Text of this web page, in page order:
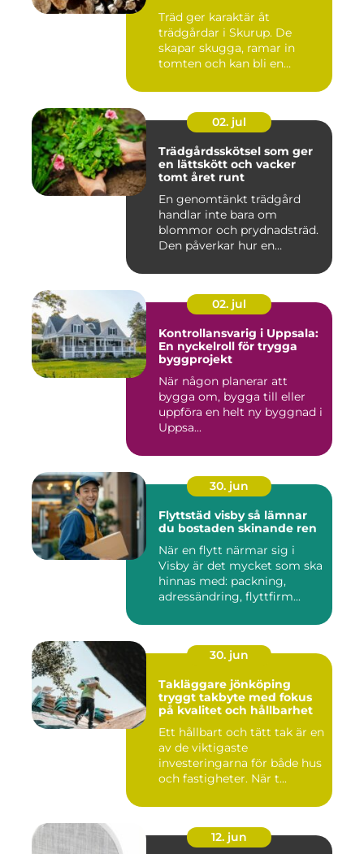
Träd ger karaktär åt
trädgårdar i Skurup. De
skapar skugga, ramar in
tomten och kan bli en
02. jul
Trädgårdsskötsel som ger
en lättskött och vacker
tomt året runt
En genomtänkt trädgård
handlar inte bara om
blommor och prydnadsträd.
Den påverkar hur en
02. jul
Kontrollansvarig i Uppsala:
En nyckelroll för trygga
byggprojekt
När någon planerar att
bygga om, bygga till eller
uppföra en helt ny byggnad i
Uppsa...
30. jun
Flyttstäd visby så lämnar
du bostaden skinande ren
När en flytt närmar sig i
Visby är det mycket som ska
hinnas med: packning,
adressändring, flyttfirm...
30. jun
Takläggare jönköping
tryggt takbyte med fokus
på kvalitet och hållbarhet
Ett hållbart och tätt tak är en
av de viktigaste
investeringarna för både hus
och fastigheter. När t...
12. jun